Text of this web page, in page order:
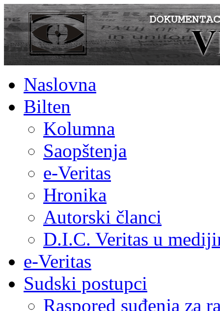
Naslovna
Bilten
Kolumna
Saopštenja
e-Veritas
Hronika
Autorski članci
D.I.C. Veritas u
e-Veritas
Sudski postupci
Raspored suđenja za